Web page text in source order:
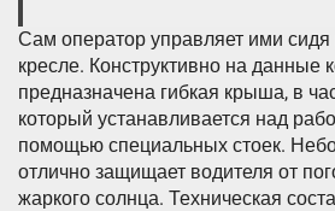
Сам оператор управляет ими
кресле. Конструктивно на данные
предназначена гибкая крыша, в
который устанавливается над
помощью специальных стоек.
отлично защищает водителя от
жаркого солнца. Техническая